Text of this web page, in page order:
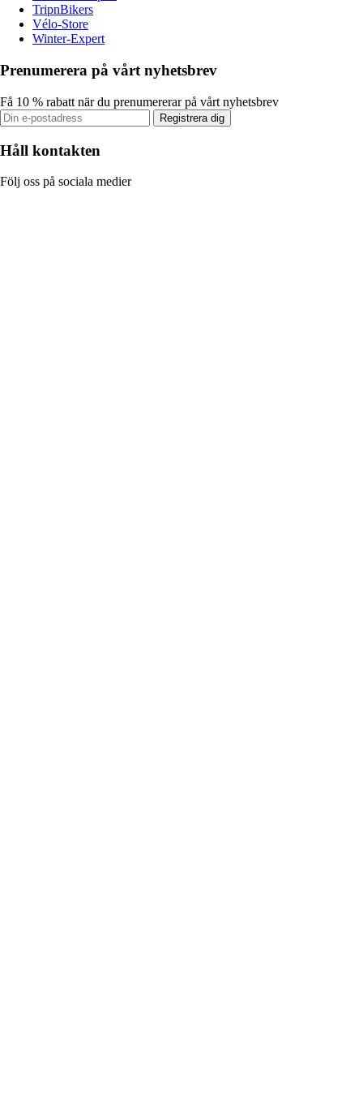
TripnBikers
Vélo-Store
Winter-Expert
Prenumerera på vårt nyhetsbrev
Få 10 % rabatt när du prenumererar på vårt nyhetsbrev
Registrera dig
Håll kontakten
Följ oss på sociala medier